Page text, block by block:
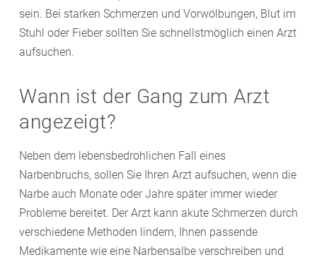
sein. Bei starken Schmerzen und Vorwölbungen, Blut im
Stuhl oder Fieber sollten Sie schnellstmöglich einen Arzt
aufsuchen.
Wann ist der Gang zum Arzt
angezeigt?
Neben dem lebensbedrohlichen Fall eines
Narbenbruchs, sollen Sie Ihren Arzt aufsuchen, wenn die
Narbe auch Monate oder Jahre später immer wieder
Probleme bereitet. Der Arzt kann akute Schmerzen durch
verschiedene Methoden lindern, Ihnen passende
Medikamente wie eine Narbensalbe verschreiben und